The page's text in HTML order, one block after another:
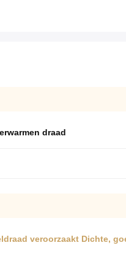
draad
veroorzaakt Dichte,